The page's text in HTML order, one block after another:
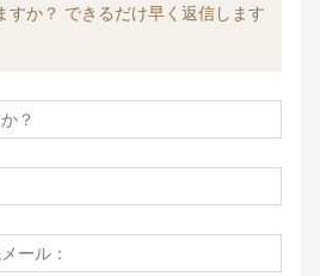
すか？ できるだけ早く返信します